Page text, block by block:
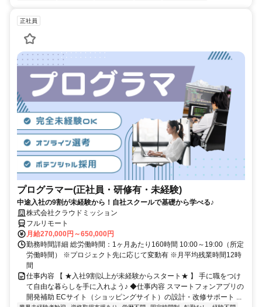
正社員
プログラマー(正社員・研修有・未経験)
中途入社の9割が未経験から！自社スクールで基礎から学べる♪
株式会社クラウドミッション
フルリモート
月給270,000円～650,000円
勤務時間詳細 総労働時間：1ヶ月あたり160時間 10:00～19:00（所定
労働時間） ※プロジェクト先に応じて変動有 ※月平均残業時間12時
間
仕事内容 【 ★入社9割以上が未経験からスタート★ 】 手に職をつけ
て自由な暮らしを手に入れよう♪ ◆仕事内容 スマートフォンアプリの
開発補助 ECサイト（ショッピングサイト）の設計・改修サポート ...